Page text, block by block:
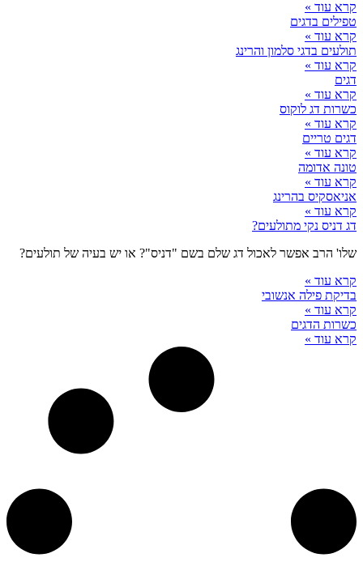
קרא עוד »
טפילים בדגים
קרא עוד »
תולעים בדגי סלמון והרינג
קרא עוד »
דגים
קרא עוד »
כשרות דג לוקוס
קרא עוד »
דגים טריים
קרא עוד »
טונה אדומה
קרא עוד »
אניאסקיס בהרינג
קרא עוד »
דג דניס נקי מתולעים?
שלו' הרב אפשר לאכול דג שלם בשם "דניס"? או יש בעיה של תולעים?
קרא עוד »
בדיקת פילה אנשובי
קרא עוד »
כשרות הדגים
קרא עוד »